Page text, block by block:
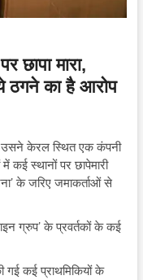
छापा मारा,
ठगने का है आरोप
उसने केरल स्थित एक कंपनी
कई स्थानों पर छापेमारी
के जरिए जमाकर्ताओं से
ग्रुप’ के प्रवर्तकों के कई
गई कई प्राथमिकियों के